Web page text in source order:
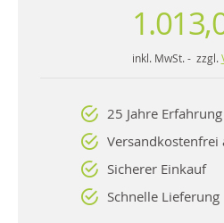
inkl. MwSt. - zzgl.
25 Jahre Erfahrung
Versandkostenfrei
Sicherer Einkauf
Schnelle Lieferung